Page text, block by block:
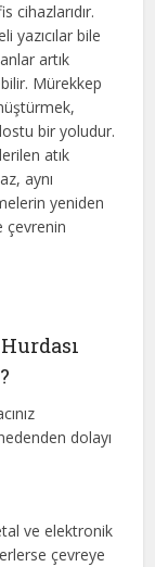
cihazlarıdır.
yazıcılar bile
artık
Mürekkep
bir yoludur.
atık
aynı
yeniden
çevrenin
dolayı
ve elektronik
çevreye